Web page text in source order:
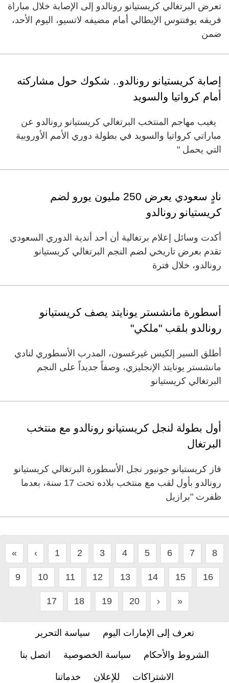
تعرض البرتغالي كريستيانو رونالدو إلى الإصابة خلال مباراة
فريقه يوفنتوس الإيطالي أمام مضيفه لاتسيو، اليوم الأحد،
ضمن
إصابة كريستيانو رونالدو.. شكوك حول مشاركته
أمام كرواتيا والسويد
يغيب مهاجم المنتخب البرتغالي كريستيانو رونالدو عن
مباراتي كرواتيا والسويد في بطولة دوري الأمم الأوروبية
التي يحمل "
نادٍ سعودي يعرض 250 مليون يورو لضم
كريستيانو رونالدو
أكدت وسائل إعلام برتغالية أن أحد أندية الدوري السعودي
تقدم بعرض تاريخي لضم النجم البرتغالي كريستيانو
رونالدو، خلال فترة
أسطورة مانشستر يونايتد يصف كريستيانو
رونالدو بلقب "ملكي"
أطلق السير إلكيس غيرغسون، المدرب الأسطوري لنادي
مانشستر يونايتد الإنجليزي، وصفاً جديداً على النجم
البرتغالي كريستيانو
أول بطولة لنجل كريستيانو رونالدو مع منتخب
البرتغال
فاز كريستيانو جونيور نجل الأسطورة البرتغالي كريستيانو
رونالدو بأول لقب مع منتخب بلاده تحت 17 سنة، بعدما
ظفرت "برازيل
« ‹ 1 2 3 4 5 6 7 8
9 10 11 12 13 14 15 16
17 18 19 20 › »
تعرف إلى الإمارات اليوم سياسة التحرير
الشروط والأحكام سياسة الخصوصية اتصل بنا
الاشتراكات للإعلان خدماتنا